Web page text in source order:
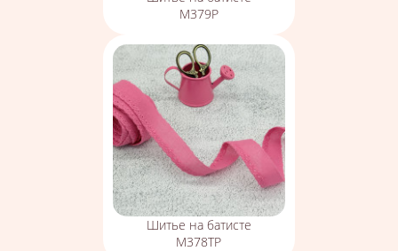
М379Р
Шитье на батисте
М378ТР